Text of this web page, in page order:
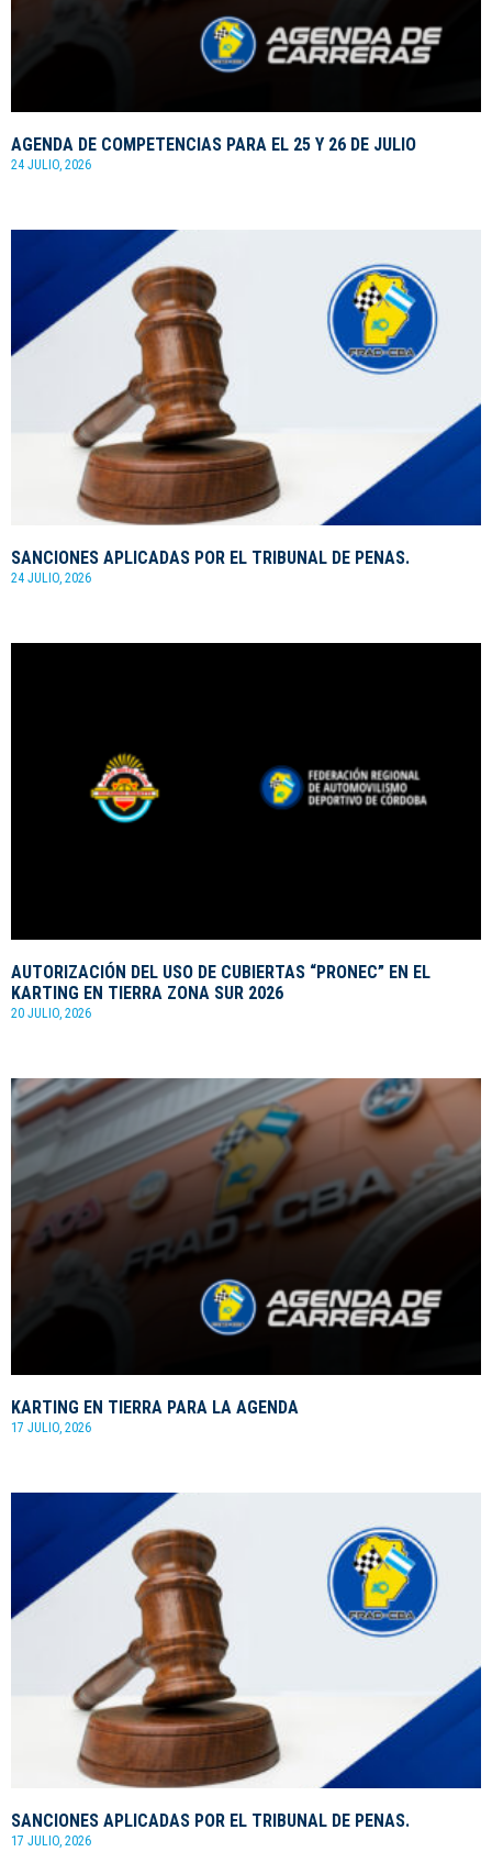
AGENDA DE COMPETENCIAS PARA EL 25 Y 26 DE JULIO
24 JULIO, 2026
SANCIONES APLICADAS POR EL TRIBUNAL DE PENAS.
24 JULIO, 2026
AUTORIZACIÓN DEL USO DE CUBIERTAS “PRONEC” EN EL
KARTING EN TIERRA ZONA SUR 2026
20 JULIO, 2026
KARTING EN TIERRA PARA LA AGENDA
17 JULIO, 2026
SANCIONES APLICADAS POR EL TRIBUNAL DE PENAS.
17 JULIO, 2026